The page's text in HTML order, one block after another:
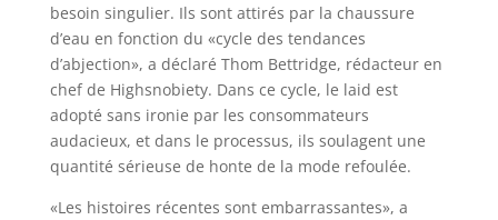
besoin singulier. Ils sont attirés par la chaussure
d’eau en fonction du «cycle des tendances
d’abjection», a déclaré Thom Bettridge, rédacteur en
chef de Highsnobiety. Dans ce cycle, le laid est
adopté sans ironie par les consommateurs
audacieux, et dans le processus, ils soulagent une
quantité sérieuse de honte de la mode refoulée.
«Les histoires récentes sont embarrassantes», a